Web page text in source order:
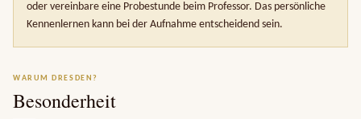
oder vereinbare eine Probestunde beim Professor. Das persönliche
Kennenlernen kann bei der Aufnahme entscheidend sein.
WARUM DRESDEN?
Besonderheit